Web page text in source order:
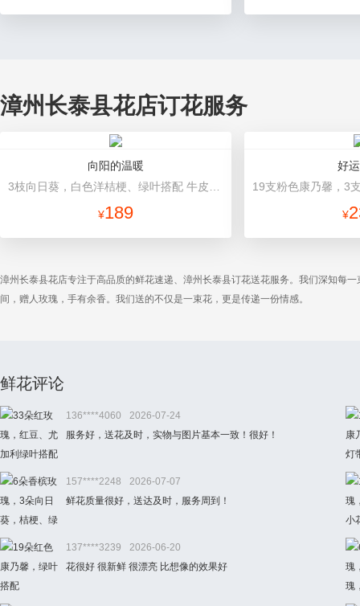
漳州长泰县花店订花服务
向阳的温暖
¥189
好
¥
漳州长泰县花店专注于高品质的鲜花速递、漳州长泰县订花送花服务。我们深知每
间，赠人玫瑰，手有余香。我们送的不仅是一束花，更是传递一份情感。
鲜花评论
136****4060
2026-07-24
服务好，送花及时，实物与图片基本一致！很好！
157****2248
2026-07-07
鲜花质量很好，送达及时，服务周到！
137****3239
2026-06-20
花很好 很新鲜 很漂亮 比想像的效果好